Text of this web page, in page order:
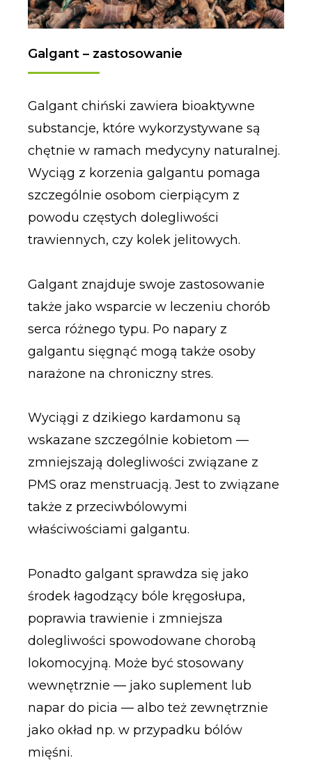
Galgant – zastosowanie
Galgant chiński zawiera bioaktywne
substancje, które wykorzystywane są
chętnie w ramach medycyny naturalnej.
Wyciąg z korzenia galgantu pomaga
szczególnie osobom cierpiącym z
powodu częstych dolegliwości
trawiennych, czy kolek jelitowych.
Galgant znajduje swoje zastosowanie
także jako wsparcie w leczeniu chorób
serca różnego typu. Po napary z
galgantu sięgnąć mogą także osoby
narażone na chroniczny stres.
Wyciągi z dzikiego kardamonu są
wskazane szczególnie kobietom —
zmniejszają dolegliwości związane z
PMS oraz menstruacją. Jest to związane
także z przeciwbólowymi
właściwościami galgantu.
Ponadto galgant sprawdza się jako
środek łagodzący bóle kręgosłupa,
poprawia trawienie i zmniejsza
dolegliwości spowodowane chorobą
lokomocyjną. Może być stosowany
wewnętrznie — jako suplement lub
napar do picia — albo też zewnętrznie
jako okład np. w przypadku bólów
mięśni.